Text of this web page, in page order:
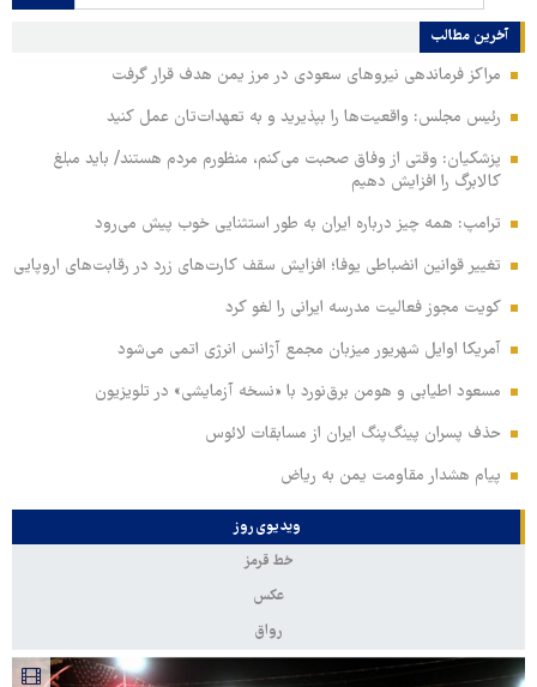
آخرین مطالب
مراکز فرماندهی نیروهای سعودی در مرز یمن هدف قرار گرفت
رئیس مجلس: واقعیت‌ها را بپذیرید و به تعهدات‌تان عمل کنید
پزشکیان: وقتی از وفاق صحبت می‌کنم، منظورم مردم هستند/ باید مبلغ
کالابرگ را افزایش دهیم
ترامپ: همه چیز درباره ایران به طور استثنایی خوب پیش می‌رود
تغییر قوانین انضباطی یوفا؛ افزایش سقف کارت‌های زرد در رقابت‌های اروپایی
کویت مجوز فعالیت مدرسه ایرانی را لغو کرد
آمریکا اوایل شهریور میزبان مجمع آژانس انرژی اتمی می‌شود
مسعود اطیابی و هومن برق‌نورد با «نسخه آزمایشی» در تلویزیون
حذف پسران پینگ‌پنگ ایران از مسابقات لائوس
پیام هشدار مقاومت یمن به ریاض
ویدیوی روز
خط قرمز
عکس
رواق